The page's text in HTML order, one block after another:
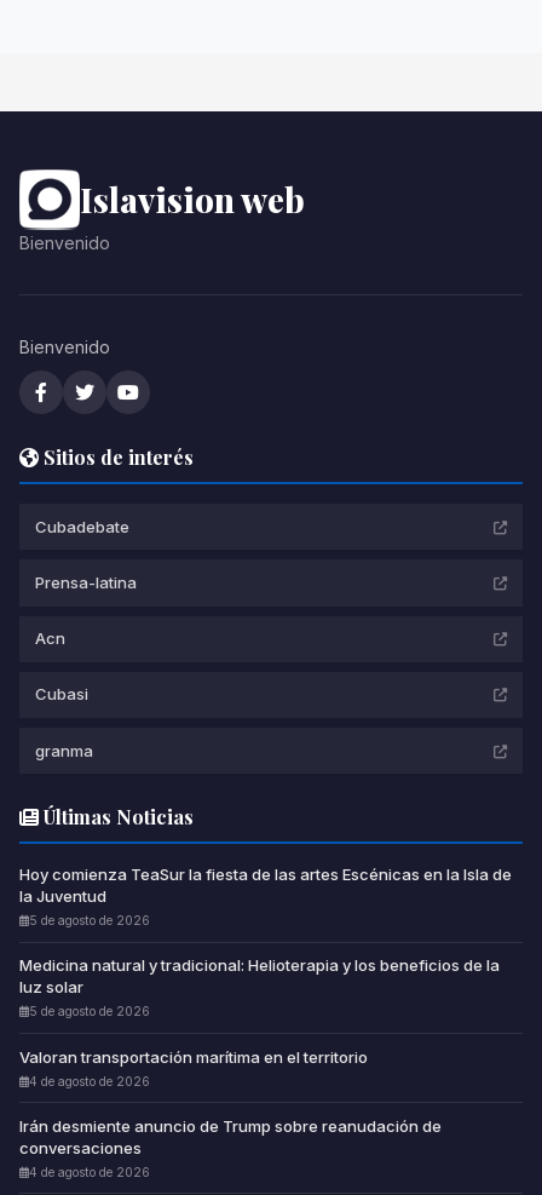
Islavision web
Bienvenido
Bienvenido
Sitios de interés
Cubadebate
Prensa-latina
Acn
Cubasi
granma
Últimas Noticias
Hoy comienza TeaSur la fiesta de las artes Escénicas en la Isla de
la Juventud
5 de agosto de 2026
Medicina natural y tradicional: Helioterapia y los beneficios de la
luz solar
5 de agosto de 2026
Valoran transportación marítima en el territorio
4 de agosto de 2026
Irán desmiente anuncio de Trump sobre reanudación de
conversaciones
4 de agosto de 2026